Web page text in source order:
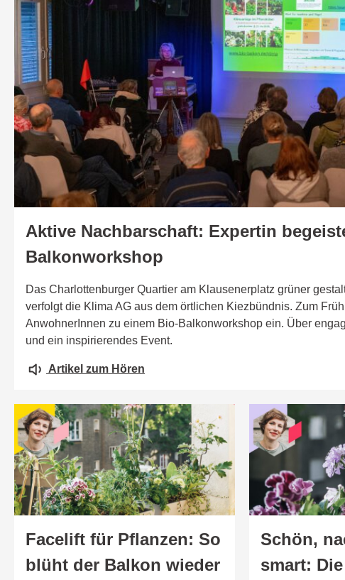
Aktive Nachbarschaft: Expertin
Balkonworkshop
Das Charlottenburger Quartier am Klausenerplatz grüner
verfolgt die Klima AG aus dem örtlichen Kiezbündnis. Zum
AnwohnerInnen zu einem Bio-Balkonworkshop ein. Über
und ein inspirierendes Event.
Artikel zum Hören
Facelift für Pflanzen: So
blüht der Balkon wieder
Schön,
smart: